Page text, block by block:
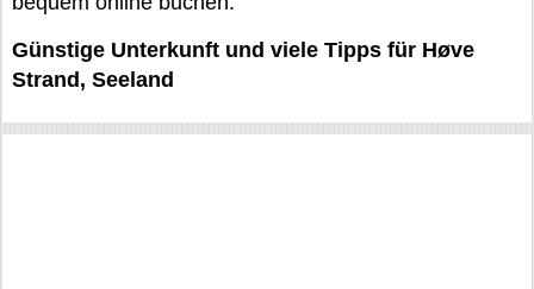
Günstige Unterkunft und viele Tipps für Høve
Strand, Seeland